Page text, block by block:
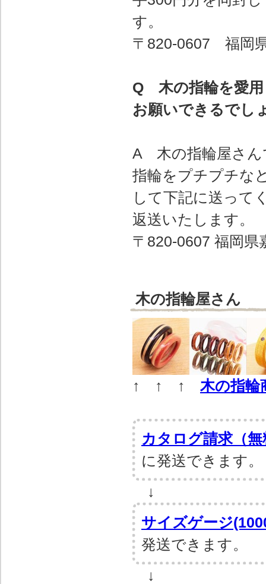
す。
〒820-0607 福岡
Q 木の指輪を愛用
お願いできるでし
A 木の指輪屋さん
指輪をプチプチな
して下記に送って
返送いたします。
〒820-0607 福岡県
木の指輪屋さん
↑ ↑ ↑ 木の指輪
カタログ請求（無
に発送できます。
↓
サイズゲージ
発送できます。
↓